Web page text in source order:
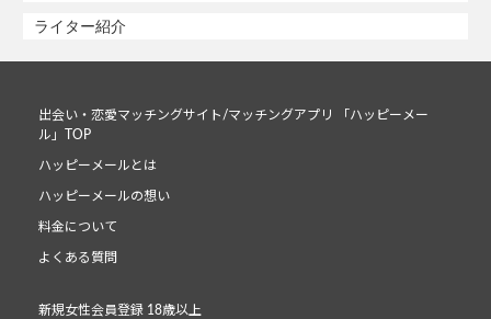
ライター紹介
出会い・恋愛マッチングサイト/マッチングアプリ 「ハッピーメー
ル」TOP
ハッピーメールとは
ハッピーメールの想い
料金について
よくある質問
新規女性会員登録 18歳以上